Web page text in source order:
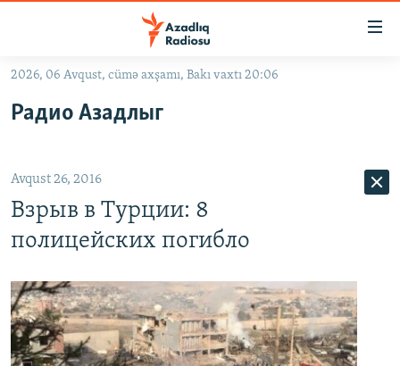
Əsas
qayıt
qayıt
Axtarışa
#İZAHLA
#ƏSLINDƏ
FƏRQƏ BAX
QANUNI DOĞRU
ARAŞDIRMA
MULTIMEDIA
VIDEO
RADIO ARXIV
2026, 06 Avqust, cümə axşamı, Bakı vaxtı 20:06
Радио Азадлыг
Avqust 26, 2016
Взрыв в Турции: 8
полицейских погибло